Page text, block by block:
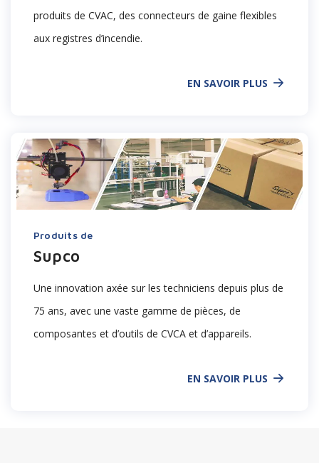
produits de CVAC, des connecteurs de gaine flexibles
aux registres d’incendie.
EN SAVOIR PLUS
Produits de
Supco
Une innovation axée sur les techniciens depuis plus de
75 ans, avec une vaste gamme de pièces, de
composantes et d’outils de CVCA et d’appareils.
EN SAVOIR PLUS